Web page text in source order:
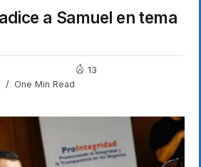
a Samuel en tema
One Min Read
13